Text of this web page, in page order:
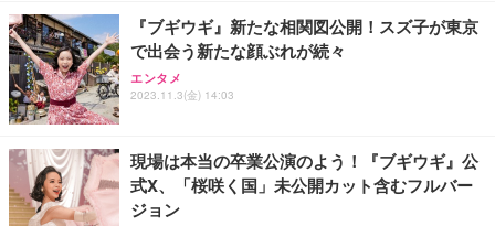
『ブギウギ』新たな相関図公開！スズ子が東京
で出会う新たな顔ぶれが続々
エンタメ
2023.11.3(金) 14:03
現場は本当の卒業公演のよう！『ブギウギ』公
式X、「桜咲く国」未公開カット含むフルバー
ジョン